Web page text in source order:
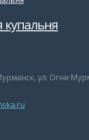
купальня
ул. Огни